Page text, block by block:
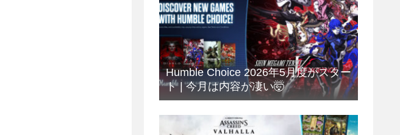
Humble Choice 2026年5月度がスター
ト | 今月は内容が凄い🤯